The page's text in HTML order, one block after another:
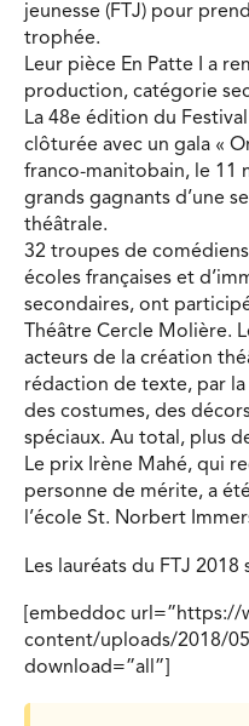
jeunesse (FTJ) pour
trophée.
Leur pièce En Patte I a
production, catégorie
La 48e édition du
clôturée avec un gala «
franco-manitobain, le 11
grands gagnants d’une
théâtrale.
32 troupes de
écoles françaises et
secondaires, ont
Théâtre Cercle Molière.
acteurs de la création
rédaction de texte, par
des costumes, des
spéciaux. Au total, plus
Le prix Irène Mahé, qui
personne de mérite, a
l’école St. Norbert
Les lauréats du FTJ 2018
[embeddoc url=”https://
content/uploads/2018/
download=”all”]